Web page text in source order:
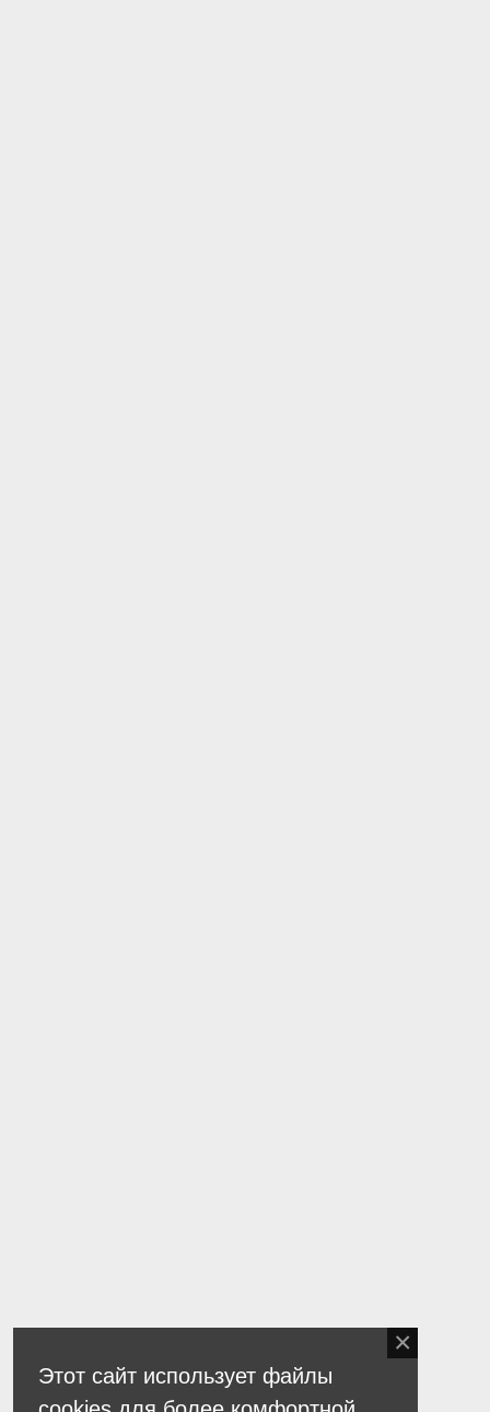
Этот сайт использует файлы